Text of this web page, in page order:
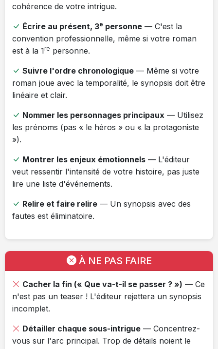
cohérence de votre intrigue.
Écrire au présent, 3e personne — C'est la
convention professionnelle, même si votre roman
est à la 1re personne.
Suivre l'ordre chronologique — Même si votre
roman joue avec la temporalité, le synopsis doit être
linéaire et clair.
Nommer les personnages principaux — Utilisez
les prénoms (pas « le héros » ou « la protagoniste
»).
Montrer les enjeux émotionnels — L'éditeur
veut ressentir l'intensité de votre histoire, pas juste
lire une liste d'événements.
Relire et faire relire — Un synopsis avec des
fautes est éliminatoire.
À NE PAS FAIRE
Cacher la fin (« Que va-t-il se passer ? ») — Ce
n'est pas un teaser ! L'éditeur rejettera un synopsis
incomplet.
Détailler chaque sous-intrigue — Concentrez-
vous sur l'arc principal. Trop de détails noient le